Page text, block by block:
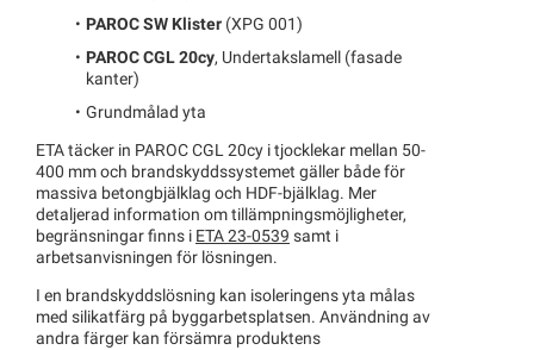
PAROC SW Klister(XPG 001)
PAROC CGL 20cy, Undertakslamell (fasade
kanter)
Grundmålad yta
ETA täcker in PAROC CGL 20cy i tjocklekar mellan 50-
400 mm och brandskyddssystemet gäller både för
massiva betongbjälklag och HDF-bjälklag. Mer
detaljerad information om tillämpningsmöjligheter,
begränsningar finns i ETA 23-0539 samt i
arbetsanvisningen för lösningen.
I en brandskyddslösning kan isoleringens yta målas
med silikatfärg på byggarbetsplatsen. Användning av
andra färger kan försämra produktens